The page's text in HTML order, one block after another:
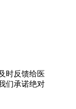
时反馈给医
们承诺绝对